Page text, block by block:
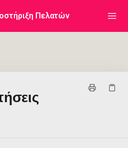
Πελατών